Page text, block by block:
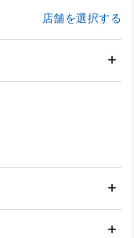
店舗を選択する